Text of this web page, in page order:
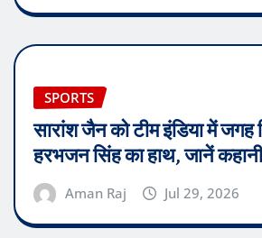
SPORTS
सारांश जैन को टीम इंडिया में
हरभजन सिंह का हाथ, जानें कहानी
Aman Raj Jul 29, 2026